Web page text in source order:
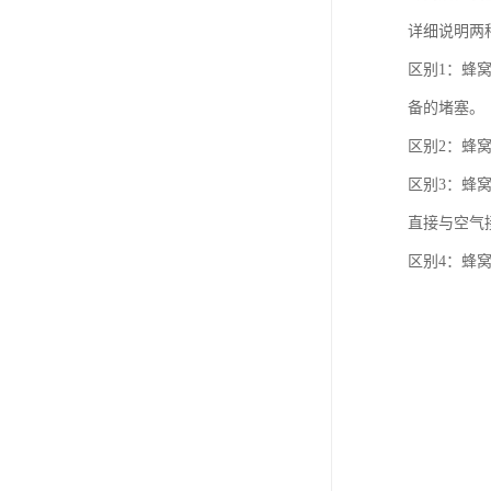
详细说明两
区别1：蜂
备的堵塞。
区别2：蜂
区别3：蜂
直接与空气
区别4：蜂